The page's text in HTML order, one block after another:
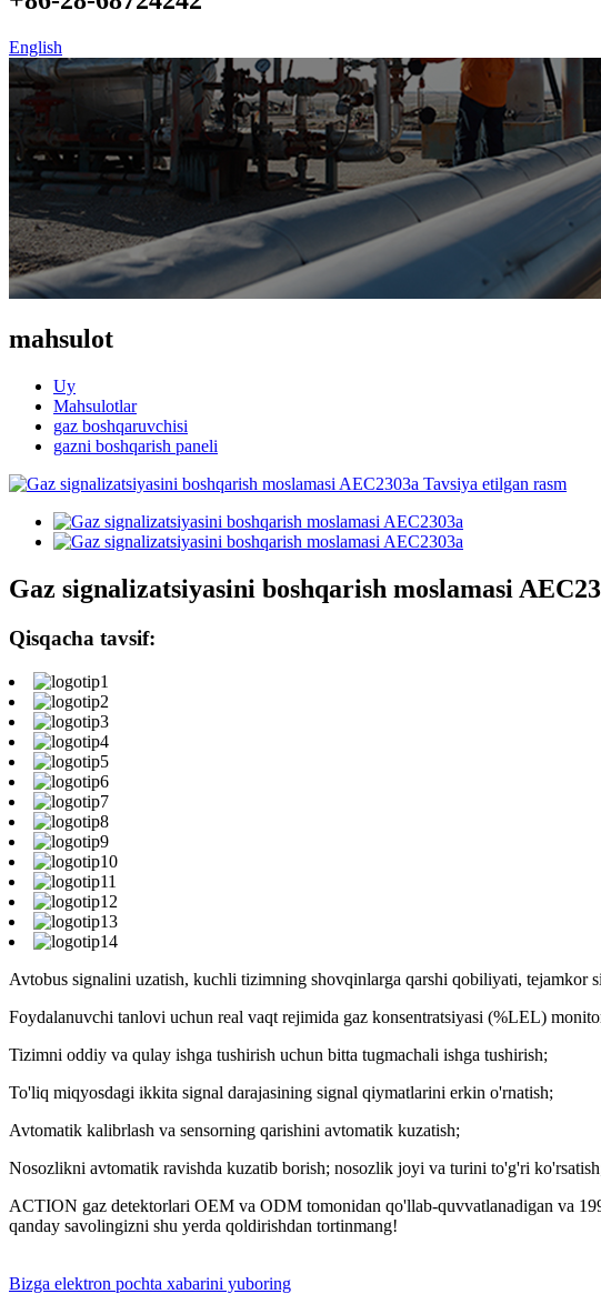
English
mahsulot
Uy
Mahsulotlar
gaz boshqaruvchisi
gazni boshqarish paneli
Gaz signalizatsiyasini boshqarish moslamasi
Qisqacha tavsif:
Avtobus signalini uzatish, kuchli tizimning shovqinlarga qarshi qobiliyati, tejamkor
Foydalanuvchi tanlovi uchun real vaqt rejimida gaz konsentratsiyasi (%LEL)
Tizimni oddiy va qulay ishga tushirish uchun bitta tugmachali ishga tushirish;
To'liq miqyosdagi ikkita signal darajasining signal qiymatlarini erkin o'rnatish;
Avtomatik kalibrlash va sensorning qarishini avtomatik kuzatish;
Nosozlikni avtomatik ravishda kuzatib borish; nosozlik joyi va turini to'g'ri
ACTION gaz detektorlari OEM va ODM tomonidan qo'llab-quvvatlanadigan va
qanday savolingizni shu yerda qoldirishdan tortinmang!
Bizga elektron pochta xabarini yuboring